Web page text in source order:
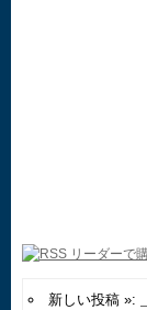
新しい投稿 »: